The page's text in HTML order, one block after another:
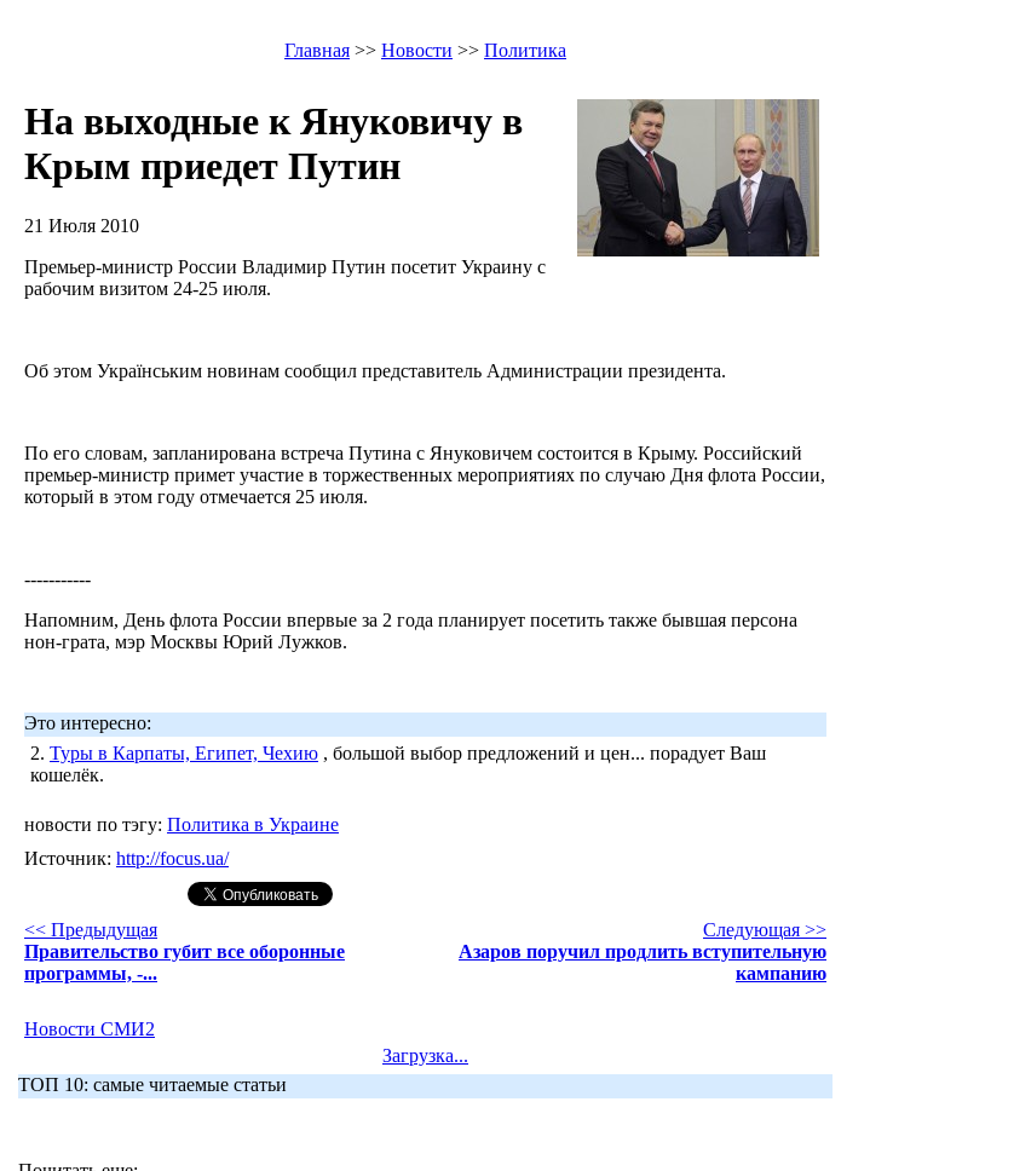
Главная >> Новости >> Политика
На выходные к Януковичу в
Крым приедет Путин
21 Июля 2010
Премьер-министр России Владимир Путин посетит Украину с
рабочим визитом 24-25 июля.
Об этом Українським новинам сообщил представитель Администрации президента.
По его словам, запланирована встреча Путина с Януковичем состоится в Крыму. Российский
премьер-министр примет участие в торжественных мероприятиях по случаю Дня флота России,
который в этом году отмечается 25 июля.
-----------
Напомним, День флота России впервые за 2 года планирует посетить также бывшая персона
нон-грата, мэр Москвы Юрий Лужков.
Это интересно:
2. Туры в Карпаты, Египет, Чехию , большой выбор предложений и цен... порадует Ваш
кошелёк.
новости по тэгу: Политика в Украине
Источник: http://focus.ua/
<< Предыдущая
Правительство губит все оборонные
программы, -...
Следующая >>
Азаров поручил продлить вступительную
кампанию
Новости СМИ2
Загрузка...
ТОП 10: самые читаемые статьи